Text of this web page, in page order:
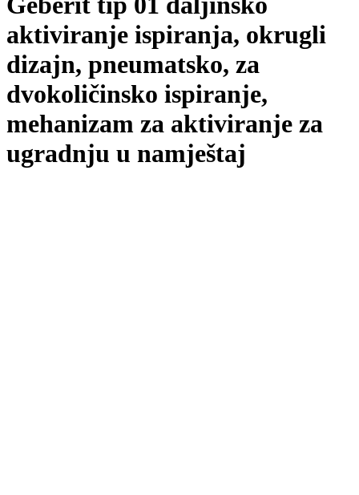
aktiviranje ispiranja, okrugli
dizajn, pneumatsko, za
dvokoličinsko ispiranje,
mehanizam za aktiviranje za
ugradnju u namještaj